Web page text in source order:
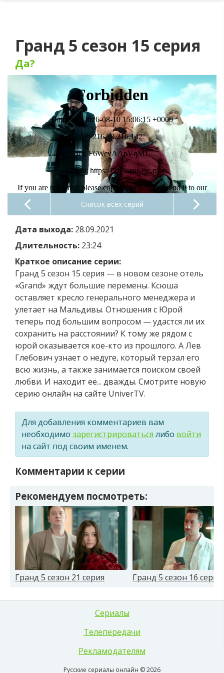
Гранд 5 сезон 15 серия
Да?
Список всех серий
Дата выхода: 28.09.2021
Длительность: 23:24
Краткое описание серии:
Гранд 5 сезон 15 серия — в новом сезоне отель
«Grand» ждут большие перемены. Ксюша
оставляет кресло генерального менеджера и
улетает на Мальдивы. Отношения с Юрой
теперь под большим вопросом — удастся ли их
сохранить на расстоянии? К тому же рядом с
юрой оказывается кое-кто из прошлого. А Лев
Глебович узнает о недуге, который терзал его
всю жизнь, а также занимается поиском своей
любви. И находит её... дважды. Смотрите новую
серию онлайн на сайте UniverTV.
Для добавления комментариев вам
необходимо зарегистрироваться либо войти
на сайт под своим именем.
Комментарии к серии
Рекомендуем посмотреть:
Гранд 5 сезон 21 серия Гранд 5 сезон 16 серия
Сериалы
Телепередачи
Рекламодателям
Русские сериалы онлайн © 2026